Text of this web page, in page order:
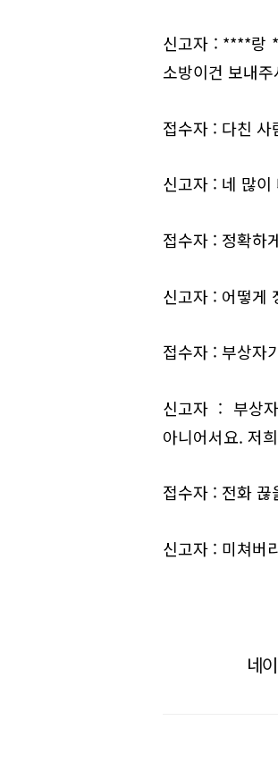
신고자 : ****랑
소방이건 보내
접수자 : 다친 사
신고자 : 네 많
접수자 : 정확하
신고자 : 어떻게
접수자 : 부상자
신고자 : 부상
아니어서요. 저
접수자 : 전화
신고자 : 미쳐버
네